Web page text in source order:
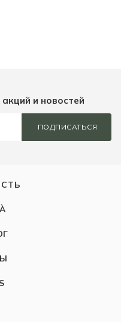
и новостей
ПОДПИСАТЬСЯ